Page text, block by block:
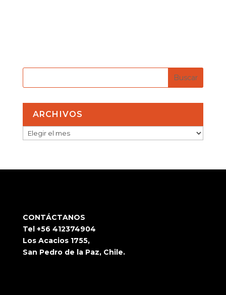
ARCHIVOS
ARCHIVOS
CONTÁCTANOS
Tel +56 412374904
Los Acacios 1755,
San Pedro de la Paz, Chile.